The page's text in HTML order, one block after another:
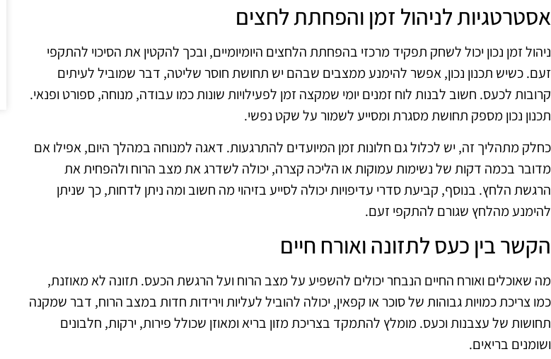
אסטרטגיות לניהול זמן והפחתת לחצים
ניהול זמן נכון יכול לשחק תפקיד מרכזי בהפחתת הלחצים היומיומיים, ובכך להקטין את הסיכוי להתקפי
זעם. כשיש תכנון נכון, אפשר להימנע ממצבים שבהם יש תחושת חוסר שליטה, דבר שמוביל לעיתים
קרובות לכעס. חשוב לבנות לוח זמנים יומי שמקצה זמן לפעילויות שונות כמו עבודה, מנוחה, ספורט ופנאי.
תכנון נכון מספק תחושת מסגרת ומסייע לשמור על שקט נפשי.
כחלק מתהליך זה, יש לכלול גם חלונות זמן המיועדים להתרגעות. דאגה למנוחה במהלך היום, אפילו אם
מדובר בכמה דקות של נשימות עמוקות או הליכה קצרה, יכולה לשדרג את מצב הרוח ולהפחית את
הרגשת הלחץ. בנוסף, קביעת סדרי עדיפויות יכולה לסייע בזיהוי מה חשוב ומה ניתן לדחות, כך שניתן
להימנע מהלחץ שגורם להתקפי זעם.
הקשר בין כעס לתזונה ואורח חיים
מה שאוכלים ואורח החיים הנבחר יכולים להשפיע על מצב הרוח ועל הרגשת הכעס. תזונה לא מאוזנת,
כמו צריכת כמויות גבוהות של סוכר או קפאין, יכולה להוביל לעליות וירידות חדות במצב הרוח, דבר שמקנה
תחושות של עצבנות וכעס. מומלץ להתמקד בצריכת מזון בריא ומאוזן שכולל פירות, ירקות, חלבונים
ושומנים בריאים.